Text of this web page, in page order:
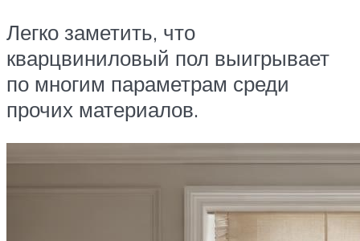
Легко заметить, что
кварцвиниловый пол выигрывает
по многим параметрам среди
прочих материалов.